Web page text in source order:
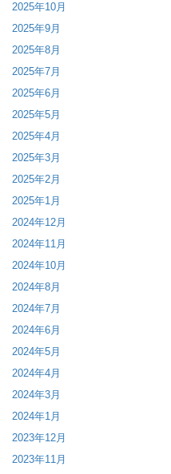
2025年10月
2025年9月
2025年8月
2025年7月
2025年6月
2025年5月
2025年4月
2025年3月
2025年2月
2025年1月
2024年12月
2024年11月
2024年10月
2024年8月
2024年7月
2024年6月
2024年5月
2024年4月
2024年3月
2024年1月
2023年12月
2023年11月